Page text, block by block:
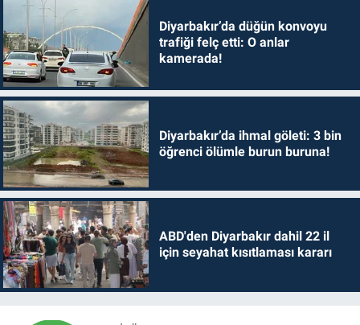
Diyarbakır’da düğün konvoyu
trafiği felç etti: O anlar
kamerada!
Diyarbakır’da ihmal göleti: 3 bin
öğrenci ölümle burun buruna!
ABD'den Diyarbakır dahil 22 il
için seyahat kısıtlaması kararı